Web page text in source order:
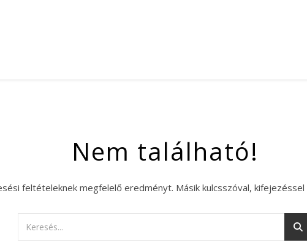
Nem található!
feltételeknek megfelelő eredményt. Másik kulcsszóval,